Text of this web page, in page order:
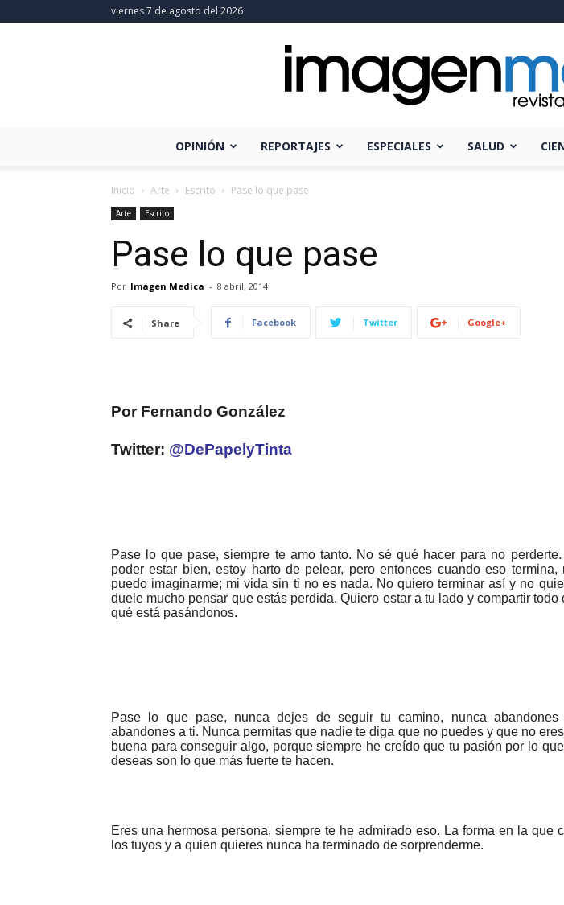
viernes 7 de agosto del 2026
OPINIÓN REPORTAJES ESPECIALES SALUD
Inicio Arte Escrito Pase lo que pase
Arte Escrito
Pase lo que pase
Por Imagen Medica - 8 abril, 2014
Share Facebook Twitter Google+
Por Fernando González
Twitter: @DePapelyTinta
Pase lo que pase, siempre te amo tanto. No sé qué hacer para no
poder estar bien, estoy harto de pelear, pero entonces cuando eso
puedo imaginarme; mi vida sin ti no es nada. No quiero terminar así y no
duele mucho pensar que estás perdida. Quiero estar a tu lado y compartir todo
qué está pasándonos.
Pase lo que pase, nunca dejes de seguir tu camino, nunca
abandones a ti. Nunca permitas que nadie te diga que no puedes y que no
buena para conseguir algo, porque siempre he creído que tu pasión por lo
deseas son lo que más fuerte te hacen.
Eres una hermosa persona, siempre te he admirado eso. La forma en la que
los tuyos y a quien quieres nunca ha terminado de sorprenderme.